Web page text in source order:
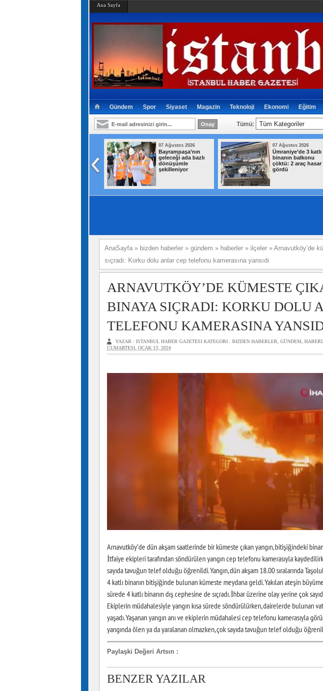
Ana Sayfa
Gündem Spor Siyaset Magazin Teknoloji Ekonomi Eğitim
Tümü:
yaşlı adam hayatını
07 Ağustos 2026
Bayrampaşa’nın
geleceği ada bazlı
dönüşümle
şekilleniyor
07 Ağustos 2026
Ümraniye’de 3 katlı
binanın balkonu
çöktü: 2 araç hasar
gördü
AnaSayfa » bizden haberler » gündem » haberler » ilçeler » Arnavutköy’de
sıçradı: Korku dolu anlar cep telefonu kamerasına yansıdı
ARNAVUTKÖY’DE KÜMESTE
BINAYA SIÇRADI: KORKU DOLU
TELEFONU KAMERASINA
YAZAR : ISTANBUL HABER GAZETESI KATEGORI : BIZDEN HABERLER, GÜNDEM,
CUMARTESI, OCAK 13, 2024
Arnavutköy’de dün akşam saatlerinde bir kümeste çıkan yangın, bitişiğindeki
İtfaiye ekipleri tarafından söndürülen yangın cep telefonu kamerasıyla
sayıda tavuğun telef olduğu öğrenildi. Yangın, dün akşam 18.00 sıralarında
4 katlı binanın bitişiğinde bulunan kümeste meydana geldi. Yakılan ateşin
sürede 4 katlı binanın dış cephesine de sıçradı. İhbar üzerine olay yerine çok
Ekiplerin müdahalesiyle yangın kısa sürede söndürülürken, dairelerde bulunan
yaşadı. Yaşanan yangın anı ve ekiplerin müdahalesi cep telefonu kamerasıyla
yangında ölen ya da yaralanan olmazken, çok sayıda tavuğun telef olduğu
Paylaşki Değeri Artsın :
BENZER YAZILAR